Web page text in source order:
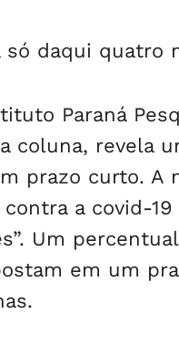
só daqui quatro
Paraná
coluna, revela
prazo curto.
a covid-
Um
em um